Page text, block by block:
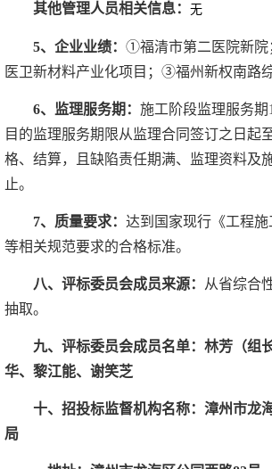
其他管理人员相关信息： 无
5、企业业绩： ①福清市第二医院新
医卫新材料产业化项目；③福州新权南路
6、监理服务期： 施工阶段监理服务期
目的监理服务期限从监理合同签订之日起
格、结算，且缺陷责任期满、监理资料及
止。
7、质量要求： 达到国家现行《工程施
等相关规范要求的合格标准。
八、评标委员会成员来源：
从省综合
抽取。
九、评标委员会成员名单： 林芳（组
华、黎江能、谢笑芝
十、招投标监督机构名称：漳州市龙
局